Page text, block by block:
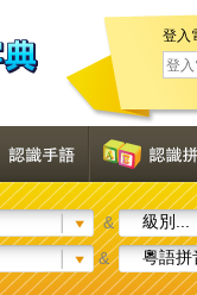
登入
&
級別...
& 粵語拼